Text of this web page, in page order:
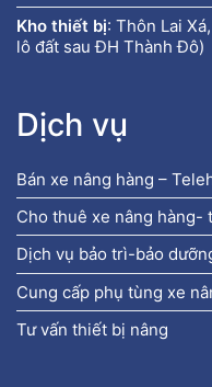
Kho thiết bị: Thôn Lai
lô đất sau ĐH Thành Đô)
Dịch vụ
Bán xe nâng hàng –
Cho thuê xe nâng hàng-
Dịch vụ bảo trì-bảo
Cung cấp phụ tùng xe
Tư vấn thiết bị nâng